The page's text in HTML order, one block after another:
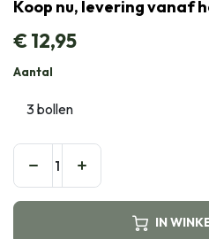
Koop nu, levering vanaf
€12,95
Aantal
IN